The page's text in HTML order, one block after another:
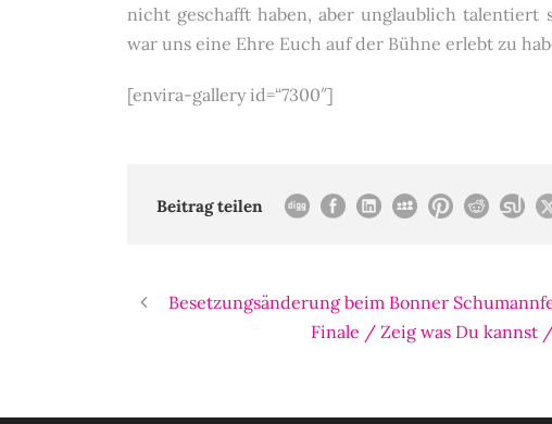
nicht geschafft haben, aber unglaublich talentiert
war uns eine Ehre Euch auf der Bühne erlebt zu
[envira-gallery id=“7300″]
Beitrag teilen
Besetzungsänderung beim Bonner
Finale / Zeig was Du kannst